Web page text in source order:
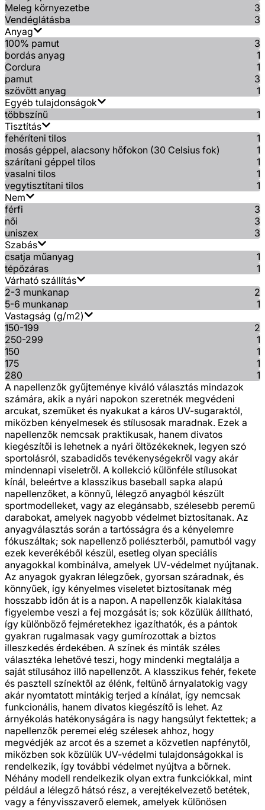
Meleg környezetbe
3
Vendéglátásba
3
Anyag
100% pamut
3
bordás anyag
1
Cordura
1
pamut
3
szövött anyag
1
Egyéb tulajdonságok
többszínű
1
Tisztítás
fehéríteni tilos
1
mosás géppel, alacsony hőfokon (30 Celsius fok)
1
szárítani géppel tilos
1
vasalni tilos
1
vegytisztítani tilos
1
Nem
férfi
3
női
3
uniszex
3
Szabás
csatja műanyag
1
tépőzáras
1
Várható szállítás
2-3 munkanap
2
5-6 munkanap
1
Vastagság (g/m2)
150-199
2
250-299
1
150
1
175
1
280
1
A napellenzők gyűjteménye kiváló választás mindazok
számára, akik a nyári napokon szeretnék megvédeni
arcukat, szemüket és nyakukat a káros UV-sugaraktól,
miközben kényelmesek és stílusosak maradnak. Ezek a
napellenzők nemcsak praktikusak, hanem divatos
kiegészítői is lehetnek a nyári öltözékeknek, legyen szó
sportolásról, szabadidős tevékenységekről vagy akár
mindennapi viseletről. A kollekció különféle stílusokat
kínál, beleértve a klasszikus baseball sapka alapú
napellenzőket, a könnyű, lélegző anyagból készült
sportmodelleket, vagy az elegánsabb, szélesebb peremű
darabokat, amelyek nagyobb védelmet biztosítanak. Az
anyagválasztás során a tartósságra és a kényelemre
fókuszáltak; sok napellenző poliészterből, pamutból vagy
ezek keverékéből készül, esetleg olyan speciális
anyagokkal kombinálva, amelyek UV-védelmet nyújtanak.
Az anyagok gyakran lélegzőek, gyorsan száradnak, és
könnyűek, így kényelmes viseletet biztosítanak még
hosszabb időn át is a napon. A napellenzők kialakítása
figyelembe veszi a fej mozgását is; sok közülük állítható,
így különböző fejméretekhez igazíthatók, és a pántok
gyakran rugalmasak vagy gumírozottak a biztos
illeszkedés érdekében. A színek és minták széles
választéka lehetővé teszi, hogy mindenki megtalálja a
saját stílusához illő napellenzőt. A klasszikus fehér, fekete
és pasztell színektől az élénk, feltűnő árnyalatokig vagy
akár nyomtatott mintákig terjed a kínálat, így nemcsak
funkcionális, hanem divatos kiegészítő is lehet. Az
árnyékolás hatékonyságára is nagy hangsúlyt fektettek; a
napellenzők peremei elég szélesek ahhoz, hogy
megvédjék az arcot és a szemet a közvetlen napfénytől,
miközben sok közülük UV-védelmi tulajdonságokkal is
rendelkezik, így további védelmet nyújtva a bőrnek.
Néhány modell rendelkezik olyan extra funkciókkal, mint
például a lélegző hátsó rész, a verejtékelvezető betétek,
vagy a fényvisszaverő elemek, amelyek különösen